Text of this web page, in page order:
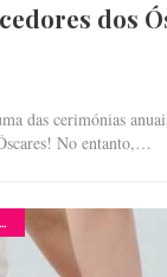
dos
das cerimónias
No entanto,…
CAMPANHAS/CATÁLOGOS